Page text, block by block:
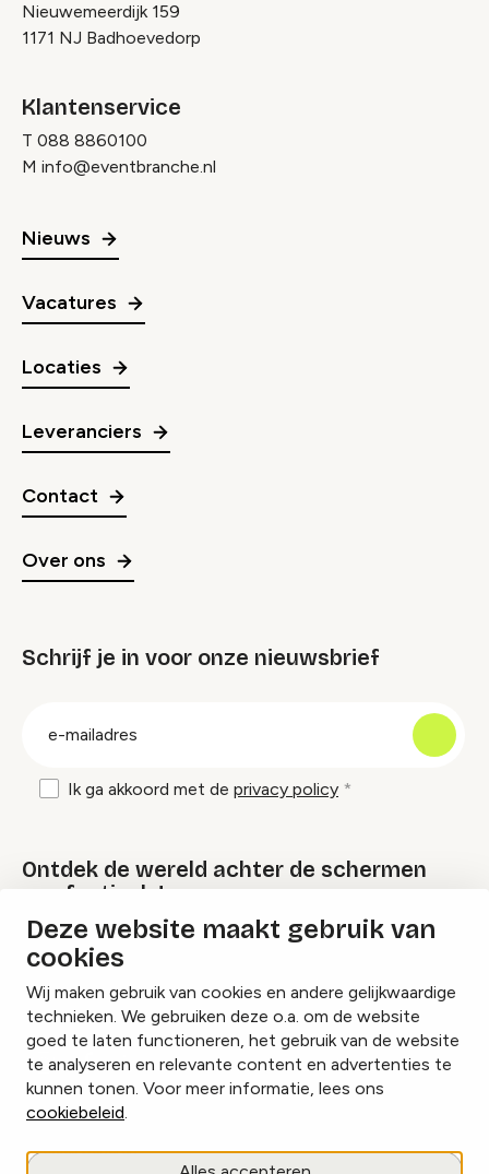
Deze website maakt gebruik van
cookies
Wij maken gebruik van cookies en andere gelijkwaardige
technieken. We gebruiken deze o.a. om de website
goed te laten functioneren, het gebruik van de website
te analyseren en relevante content en advertenties te
kunnen tonen. Voor meer informatie, lees ons
cookiebeleid.
Nieuwemeerdijk 159
1171 NJ Badhoevedorp
Klantenservice
T 088 8860100
M info@eventbranche.nl
Nieuws
Vacatures
Locaties
Leveranciers
Contact
Over ons
Schrijf je in voor onze nieuwsbrief
Ik ga akkoord met de privacy policy
Ontdek de wereld achter de schermen
van festivals!
Lees onze Festival Specials
InstagramFacebookLinkedIn
Cookies beheren